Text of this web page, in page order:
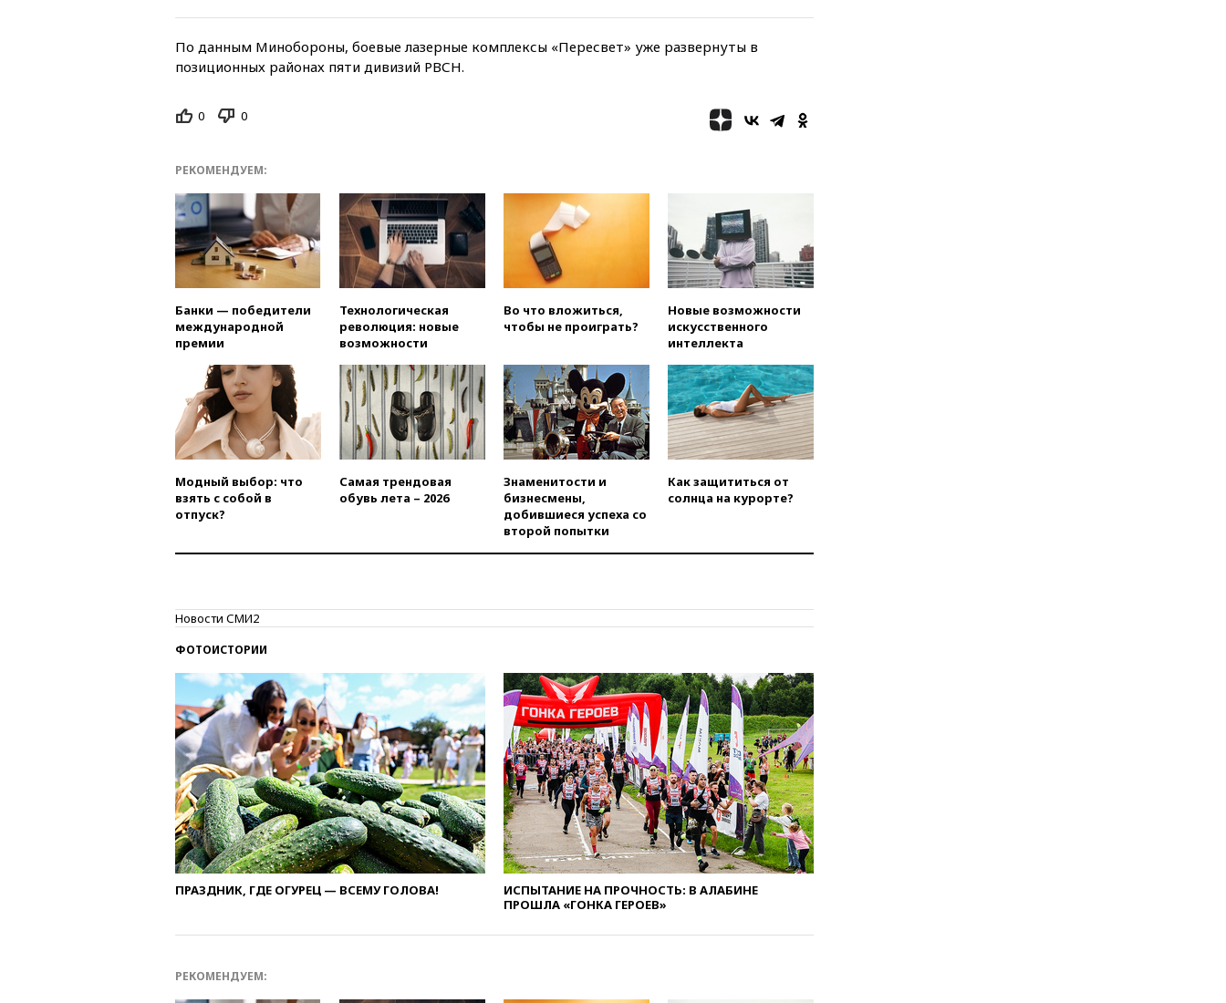
сгорел под Киевом
вчера, 18:35 Джаред Лето
Выборы ректора
Белгородской области
вчера, 17:58
ЕС отменил
временную защиту для
военнообязанных украинцев
вчера, 17:45Шуваев сообщил
об учащении атак ВСУ на
Белгородскую область
вчера, 17:35Шуваев за два с
половиной месяца посетил
все округа Белгородской
области
вчера, 17:25Путин встретился
с врио губернатора
Белгородской области
Шуваевым
вчера, 17:20
справился с возросшими
погибла женщина
вчера, 16:45Франция уже три
года не выдает визу
дипломату РФ
вчера, 16:35ПВО сбила еще
три БПЛА на подлете к Москве
вчера, 16:15На территории
ЦНИИмаш в Королеве
произошел пожар
вчера, 15:50Аукцион по
продаже Рижского вокзала в
Москве вновь не состоялся
вчера, 15:45Экипаж
По данным Минобороны, боевые лазерные комплексы «Пересвет» уже развернуты в
позиционных районах пяти дивизий РВСН.
0 0
РЕКОМЕНДУЕМ:
Банки — победители
международной
премии
Технологическая
революция: новые
возможности
Во что вложиться,
чтобы не проиграть?
Новые возможности
искусственного
интеллекта
Модный выбор: что
взять с собой в
отпуск?
Самая трендовая
обувь лета – 2026
Знаменитости и
бизнесмены,
добившиеся успеха со
второй попытки
Как защититься от
солнца на курорте?
Новости СМИ2
ФОТОИСТОРИИ
ПРАЗДНИК, ГДЕ ОГУРЕЦ — ВСЕМУ ГОЛОВА!
ИСПЫТАНИЕ НА ПРОЧНОСТЬ: В АЛАБИНЕ
ПРОШЛА «ГОНКА ГЕРОЕВ»
РЕКОМЕНДУЕМ: